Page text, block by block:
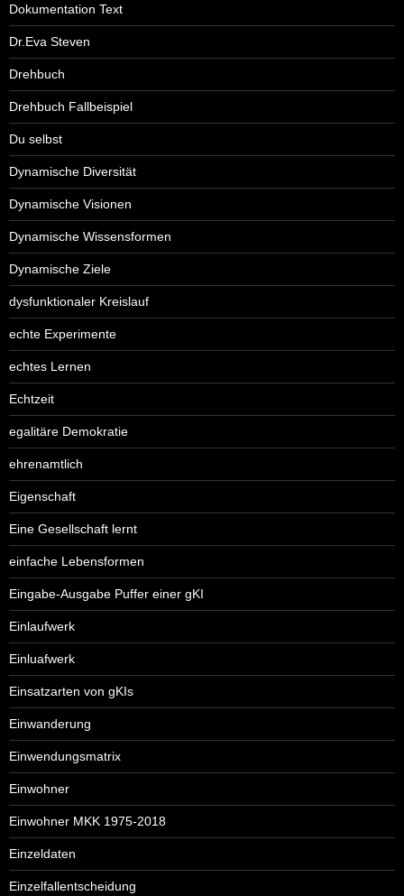
Dokumentation Text
Dr.Eva Steven
Drehbuch
Drehbuch Fallbeispiel
Du selbst
Dynamische Diversität
Dynamische Visionen
Dynamische Wissensformen
Dynamische Ziele
dysfunktionaler Kreislauf
echte Experimente
echtes Lernen
Echtzeit
egalitäre Demokratie
ehrenamtlich
Eigenschaft
Eine Gesellschaft lernt
einfache Lebensformen
Eingabe-Ausgabe Puffer einer gKI
Einlaufwerk
Einluafwerk
Einsatzarten von gKIs
Einwanderung
Einwendungsmatrix
Einwohner
Einwohner MKK 1975-2018
Einzeldaten
Einzelfallentscheidung